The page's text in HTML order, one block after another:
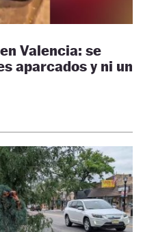
Valencia: se
aparcados y ni un